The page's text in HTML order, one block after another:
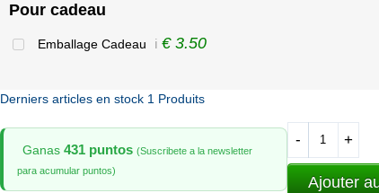
Pour cadeau
Emballage Cadeau ℹ️ € 3.50
Derniers articles en stock 1 Produits
Ganas 431 puntos (Suscribete a la newsletter
para acumular puntos)
- +
Ajouter